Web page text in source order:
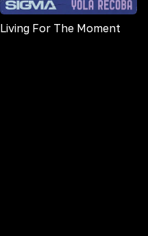
Living For The Moment